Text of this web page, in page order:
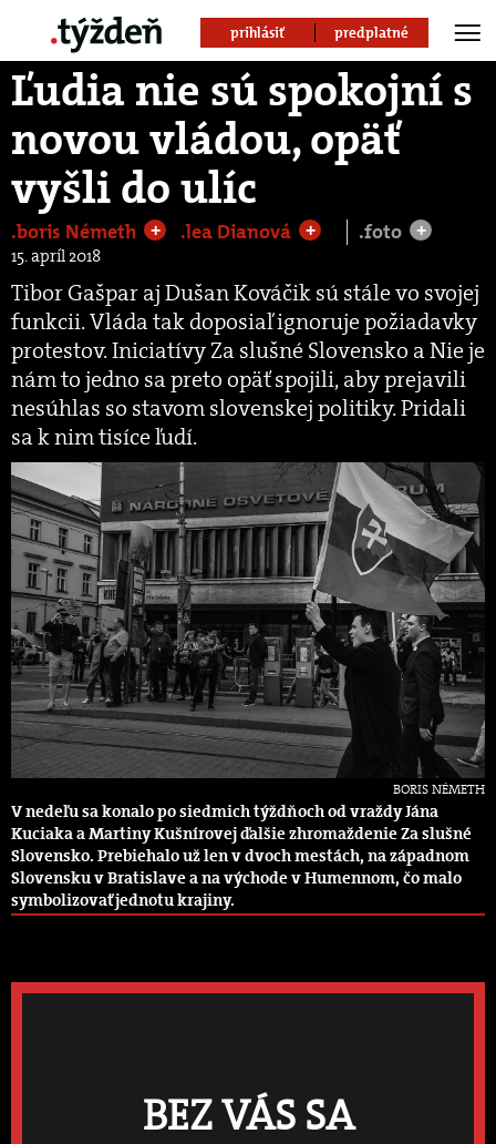
prihlásiť predplatné
Ľudia nie sú spokojní s
novou vládou, opäť
vyšli do ulíc
.boris Németh + .lea Dianová + .foto +
15. apríl 2018
Tibor Gašpar aj Dušan Kováčik sú stále vo svojej
funkcii. Vláda tak doposiaľ ignoruje požiadavky
protestov. Iniciatívy Za slušné Slovensko a Nie je
nám to jedno sa preto opäť spojili, aby prejavili
nesúhlas so stavom slovenskej politiky. Pridali
sa k nim tisíce ľudí.
BORIS NÉMETH
V nedeľu sa konalo po siedmich týždňoch od vraždy Jána
Kuciaka a Martiny Kušnírovej ďalšie zhromaždenie Za slušné
Slovensko. Prebiehalo už len v dvoch mestách, na západnom
Slovensku v Bratislave a na východe v Humennom, čo malo
symbolizovať jednotu krajiny.
BEZ VÁS SA